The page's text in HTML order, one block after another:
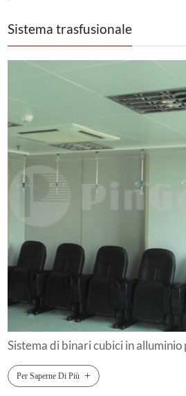
Sistema trasfusionale
Sistema di binari cubici in
Per Saperne Di Più +